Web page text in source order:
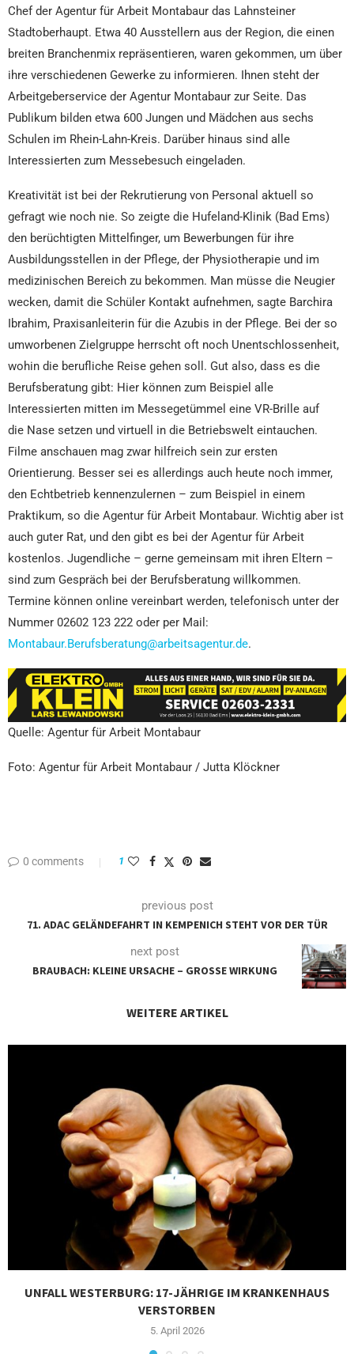
Chef der Agentur für Arbeit Montabaur das Lahnsteiner
Stadtoberhaupt. Etwa 40 Ausstellern aus der Region, die einen
breiten Branchenmix repräsentieren, waren gekommen, um über
ihre verschiedenen Gewerke zu informieren. Ihnen steht der
Arbeitgeberservice der Agentur Montabaur zur Seite. Das
Publikum bilden etwa 600 Jungen und Mädchen aus sechs
Schulen im Rhein-Lahn-Kreis. Darüber hinaus sind alle
Interessierten zum Messebesuch eingeladen.
Kreativität ist bei der Rekrutierung von Personal aktuell so
gefragt wie noch nie. So zeigte die Hufeland-Klinik (Bad Ems)
den berüchtigten Mittelfinger, um Bewerbungen für ihre
Ausbildungsstellen in der Pflege, der Physiotherapie und im
medizinischen Bereich zu bekommen. Man müsse die Neugier
wecken, damit die Schüler Kontakt aufnehmen, sagte Barchira
Ibrahim, Praxisanleiterin für die Azubis in der Pflege. Bei der so
umworbenen Zielgruppe herrscht oft noch Unentschlossenheit,
wohin die berufliche Reise gehen soll. Gut also, dass es die
Berufsberatung gibt: Hier können zum Beispiel alle
Interessierten mitten im Messegetümmel eine VR-Brille auf
die Nase setzen und virtuell in die Betriebswelt eintauchen.
Filme anschauen mag zwar hilfreich sein zur ersten
Orientierung. Besser sei es allerdings auch heute noch immer,
den Echtbetrieb kennenzulernen – zum Beispiel in einem
Praktikum, so die Agentur für Arbeit Montabaur. Wichtig aber ist
auch guter Rat, und den gibt es bei der Agentur für Arbeit
kostenlos. Jugendliche – gerne gemeinsam mit ihren Eltern –
sind zum Gespräch bei der Berufsberatung willkommen.
Termine können online vereinbart werden, telefonisch unter der
Nummer 02602 123 222 oder per Mail:
Montabaur.Berufsberatung@arbeitsagentur.de.
Quelle: Agentur für Arbeit Montabaur
Foto: Agentur für Arbeit Montabaur / Jutta Klöckner
0 comments 1
previous post
71. ADAC GELÄNDEFAHRT IN KEMPENICH STEHT VOR DER TÜR
next post
BRAUBACH: KLEINE URSACHE – GROSSE WIRKUNG
WEITERE ARTIKEL
UNFALL WESTERBURG: 17-JÄHRIGE IM KRANKENHAUS
VERSTORBEN
5. April 2026